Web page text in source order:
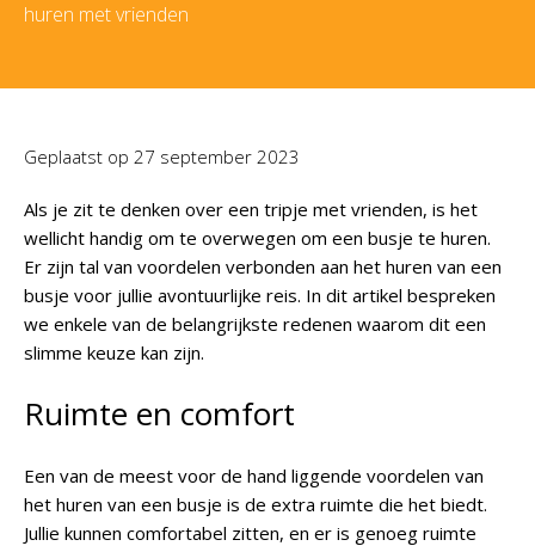
huren met vrienden
Geplaatst op 27 september 2023
Als je zit te denken over een tripje met vrienden, is het
wellicht handig om te overwegen om een busje te huren.
Er zijn tal van voordelen verbonden aan het huren van een
busje voor jullie avontuurlijke reis. In dit artikel bespreken
we enkele van de belangrijkste redenen waarom dit een
slimme keuze kan zijn.
Ruimte en comfort
Een van de meest voor de hand liggende voordelen van
het huren van een busje is de extra ruimte die het biedt.
Jullie kunnen comfortabel zitten, en er is genoeg ruimte